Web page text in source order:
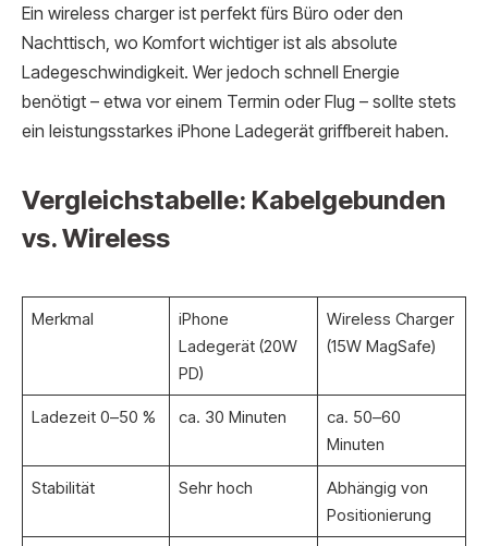
Ein wireless charger ist perfekt fürs Büro oder den
Nachttisch, wo Komfort wichtiger ist als absolute
Ladegeschwindigkeit. Wer jedoch schnell Energie
benötigt – etwa vor einem Termin oder Flug – sollte stets
ein leistungsstarkes iPhone Ladegerät griffbereit haben.
Vergleichstabelle: Kabelgebunden
vs. Wireless
Merkmal
iPhone
Ladegerät (20W
PD)
Wireless Charger
(15W MagSafe)
Ladezeit 0–50 % ca. 30 Minuten
ca. 50–60
Minuten
Stabilität Sehr hoch
Abhängig von
Positionierung